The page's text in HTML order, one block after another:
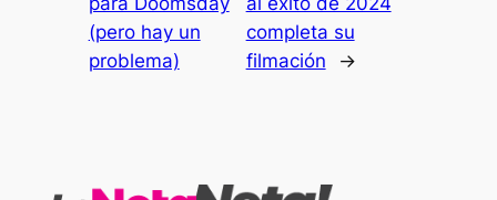
(pero hay un
problema)
completa su
filmación
→